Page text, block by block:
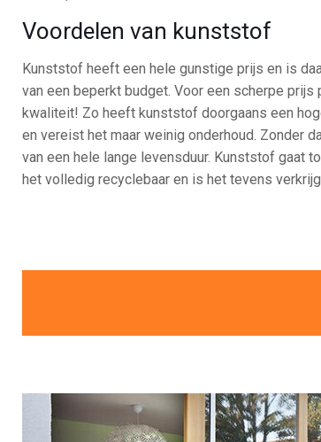
Voordelen van kunststof
Kunststof heeft een hele gunstige prijs en is
van een beperkt budget. Voor een scherpe
kwaliteit! Zo heeft kunststof doorgaans een
en vereist het maar weinig onderhoud. Zonder
van een hele lange levensduur. Kunststof gaat
het volledig recyclebaar en is het tevens